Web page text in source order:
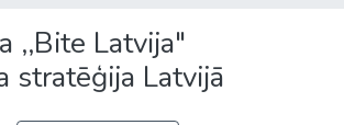
,,Bite Latvija"
stratēģija Latvijā